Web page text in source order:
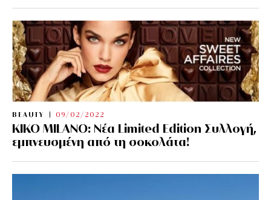
BEAUTY 09/02/2022
KIKO MILANO: Νέα Limited Edition Συλλογή,
εμπνευσμένη από τη σοκολάτα!